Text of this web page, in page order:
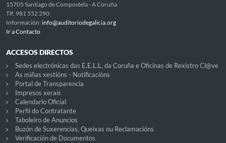
15705 Santiago de Compostela - A Coruña
Tlf: 981 552 290
Información: info@auditoriodegalicia.org
Ir a Contacto
ACCESOS DIRECTOS
Sedes electrónicas das E.E.L.L. da Coruña e Oficinas de Rexistro Cl@ve
As miñas xestións - Notificacións
Portal de Transparencia
Impresos xerais
Calendario Oficial
Perfil do Contratante
Taboleiro de Anuncios
Buzón de Suxerencias, Queixas ou Reclamacións
Verificación de Documentos